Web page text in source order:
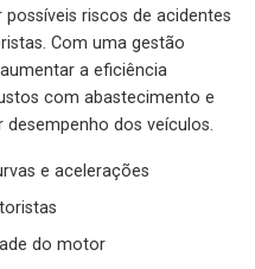
riscos de acidentes
Com uma gestão
a eficiência
com abastecimento e
dos veículos.
e acelerações
do motor